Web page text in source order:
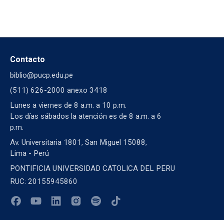
Contacto
biblio@pucp.edu.pe
(511) 626-2000 anexo 3418
Lunes a viernes de 8 a.m. a 10 p.m.
Los días sábados la atención es de 8 a.m. a 6
p.m.
Av. Universitaria 1801, San Miguel 15088,
Lima - Perú
PONTIFICIA UNIVERSIDAD CATOLICA DEL PERU
RUC: 20155945860